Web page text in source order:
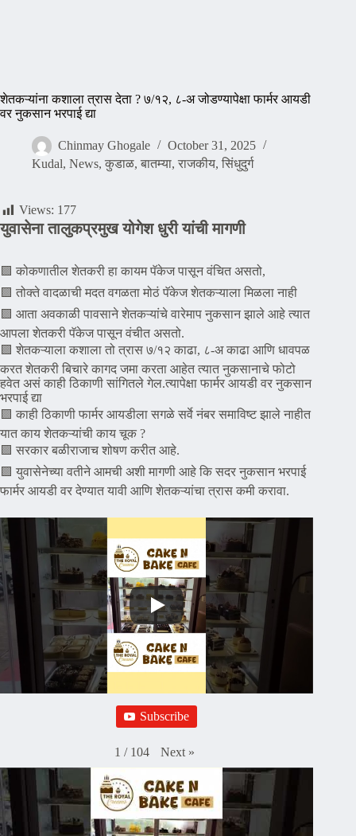
शेतकऱ्यांना कशाला त्रास देता ? ७/१२, ८-अ जोडण्यापेक्षा फार्मर आयडी
वर नुकसान भरपाई द्या
Chinmay Ghogale
October 31, 2025
Kudal, News, कुडाळ, बातम्या, राजकीय, सिंधुदुर्ग
Views: 177
युवासेना तालुकप्रमुख योगेश धुरी यांची मागणी
🟪 कोकणातील शेतकरी हा कायम पॅकेज पासून वंचित असतो,
🟪 तोक्ते वादळाची मदत वगळता मोठं पॅकेज शेतकऱ्याला मिळला नाही
🟪 आता अवकाळी पावसाने शेतकऱ्यांचे वारेमाप नुकसान झाले आहे त्यात
आपला शेतकरी पॅकेज पासून वंचीत असतो.
🟪 शेतकऱ्याला कशाला तो त्रास ७/१२ काढा, ८-अ काढा आणि धावपळ
करत शेतकरी बिचारे कागद जमा करता आहेत त्यात नुकसानाचे फोटो
हवेत असं काही ठिकाणी सांगितले गेल.त्यापेक्षा फार्मर आयडी वर नुकसान
भरपाई द्या
🟪 काही ठिकाणी फार्मर आयडीला सगळे सर्वे नंबर समाविष्ट झाले नाहीत
यात काय शेतकऱ्यांची काय चूक ?
🟪 सरकार बळीराजाच शोषण करीत आहे.
🟪 युवासेनेच्या वतीने आमची अशी मागणी आहे कि सदर नुकसान भरपाई
फार्मर आयडी वर देण्यात यावी आणि शेतकऱ्यांचा त्रास कमी करावा.
Subscribe
1 / 104 Next »